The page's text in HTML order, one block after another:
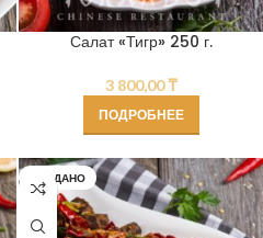
Салат «Тигр» 250 г.
3 800,00₸
ПОДРОБНЕЕ
ПРОДАНО